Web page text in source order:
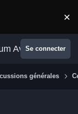
×
AvexSe connecter
générales